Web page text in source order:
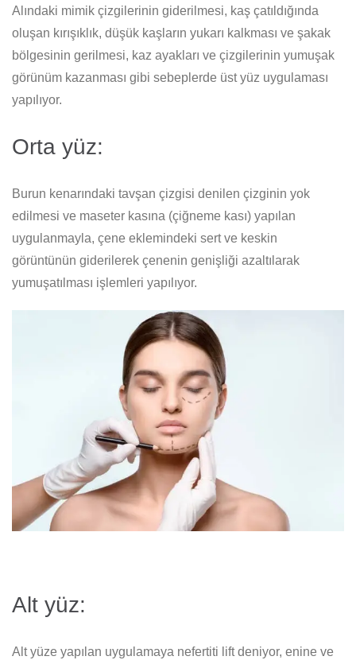
Alındaki mimik çizgilerinin giderilmesi, kaş çatıldığında
oluşan kırışıklık, düşük kaşların yukarı kalkması ve şakak
bölgesinin gerilmesi, kaz ayakları ve çizgilerinin yumuşak
görünüm kazanması gibi sebeplerde üst yüz uygulaması
yapılıyor.
Orta yüz:
Burun kenarındaki tavşan çizgisi denilen çizginin yok
edilmesi ve maseter kasına (çiğneme kası) yapılan
uygulanmayla, çene eklemindeki sert ve keskin
görüntünün giderilerek çenenin genişliği azaltılarak
yumuşatılması işlemleri yapılıyor.
Alt yüz:
Alt yüze yapılan uygulamaya nefertiti lift deniyor, enine ve